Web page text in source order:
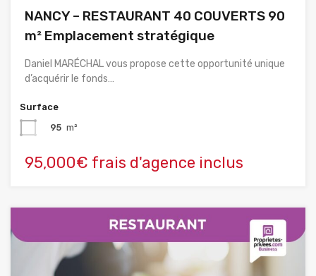
NANCY – RESTAURANT 40 COUVERTS 90
m² Emplacement stratégique
Daniel MARÉCHAL vous propose cette opportunité unique
d’acquérir le fonds…
Surface
95 m²
95,000€ frais d'agence inclus